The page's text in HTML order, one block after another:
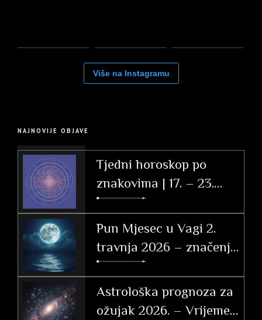
Više na Instagramu
NAJNOVIJE OBJAVE
Tjedni horoskop po
znakovima | 17. – 23.
svibnja 2026.
Pun Mjesec u Vagi 2.
travnja 2026 – značenje
po znakovima
Astrološka prognoza za
ožujak 2026. – Vrijeme